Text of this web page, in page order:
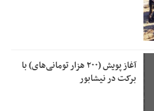
آغاز پویش (۲۰۰ هزار تومانی‌های) با
برکت در نیشابور